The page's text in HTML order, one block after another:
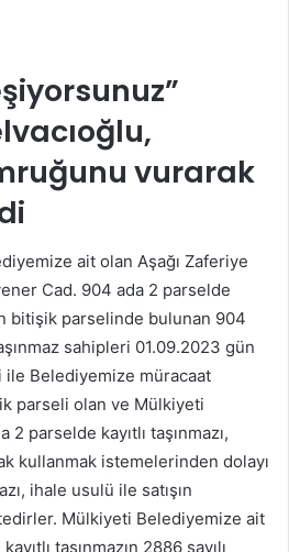
vurarak
ait olan Aşağı Zaferiye
Cad. 904 ada 2 parselde
bitişik parselinde bulunan 904
sahipleri 01.09.2023 gün
ile Belediyemize müracaat
parseli olan ve Mülkiyeti
parselde kayıtlı taşınmazı,
kullanmak istemelerinden dolayı
ihale usulü ile satışın
Mülkiyeti Belediyemize ait
taşınmazın 2886 sayılı